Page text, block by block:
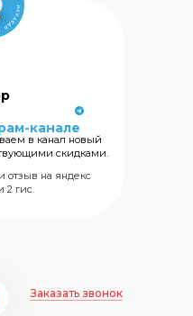
в канал новый
скидками.
отзыв на яндекс
2 гис.
канале
Заказать звонок